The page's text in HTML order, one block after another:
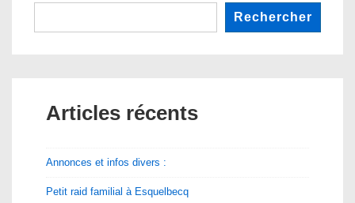
Rechercher
Articles récents
Annonces et infos divers :
Petit raid familial à Esquelbecq